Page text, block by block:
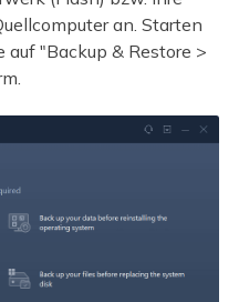
an. Starten
auf "Backup & Restore >